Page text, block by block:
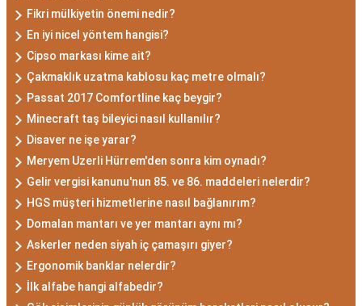
Fikri mülkiyetin önemi nedir?
En iyi nicel yöntem hangisi?
Cipso markası kime ait?
Çakmaklık uzatma kablosu kaç metre olmalı?
Passat 2017 Comfortline kaç beygir?
Minecraft taş bileyici nasıl kullanılır?
Disaver ne işe yarar?
Meryem Uzerli Hürrem'den sonra kim oynadı?
Gelir vergisi kanunu'nun 85. ve 86. maddeleri nelerdir?
HGS müşteri hizmetlerine nasıl bağlanırım?
Domalan mantarı ve yer mantarı aynı mı?
Askerler neden siyah iç çamaşırı giyer?
Ergonomik banklar nelerdir?
İlk alfabe hangi alfabedir?